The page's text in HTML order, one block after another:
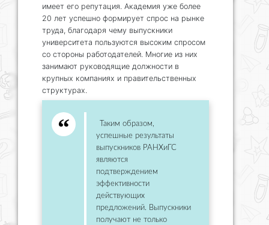
имеет его репутация. Академия уже более
20 лет успешно формирует спрос на рынке
труда, благодаря чему выпускники
университета пользуются высоким спросом
со стороны работодателей. Многие из них
занимают руководящие должности в
крупных компаниях и правительственных
структурах.
Таким образом,
успешные результаты
выпускников РАНХиГС
являются
подтверждением
эффективности
действующих
предложений. Выпускники
получают не только